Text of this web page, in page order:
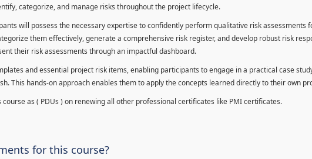
categorize, and manage risks throughout the project lifecycle.
will possess the necessary expertise to confidently perform qualitative risk assessments
them effectively, generate a comprehensive risk register, and develop robust risk
their risk assessments through an impactful dashboard.
and essential project risk items, enabling participants to engage in a practical case
This hands-on approach enables them to apply the concepts learned directly to their own
as ( PDUs ) on renewing all other professional certificates like PMI certificates.
for this course?